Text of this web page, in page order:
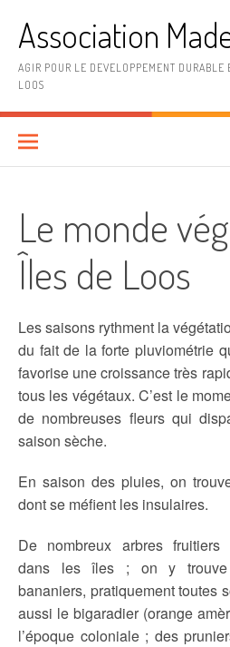
contenuAssociation
AGIR POUR LE DEVELOPPEMENT DURABLE
LOOS
Le monde
Îles de Loos
Les saisons rythment la
du fait de la forte pluviométrie
favorise une croissance très
tous les végétaux. C’est le
de nombreuses fleurs qui
saison sèche.
En saison des pluies, on
dont se méfient les insulaires.
De nombreux arbres fruitiers
dans les îles ; on y trouve
bananiers, pratiquement toutes
aussi le bigaradier (orange
l’époque coloniale ; des